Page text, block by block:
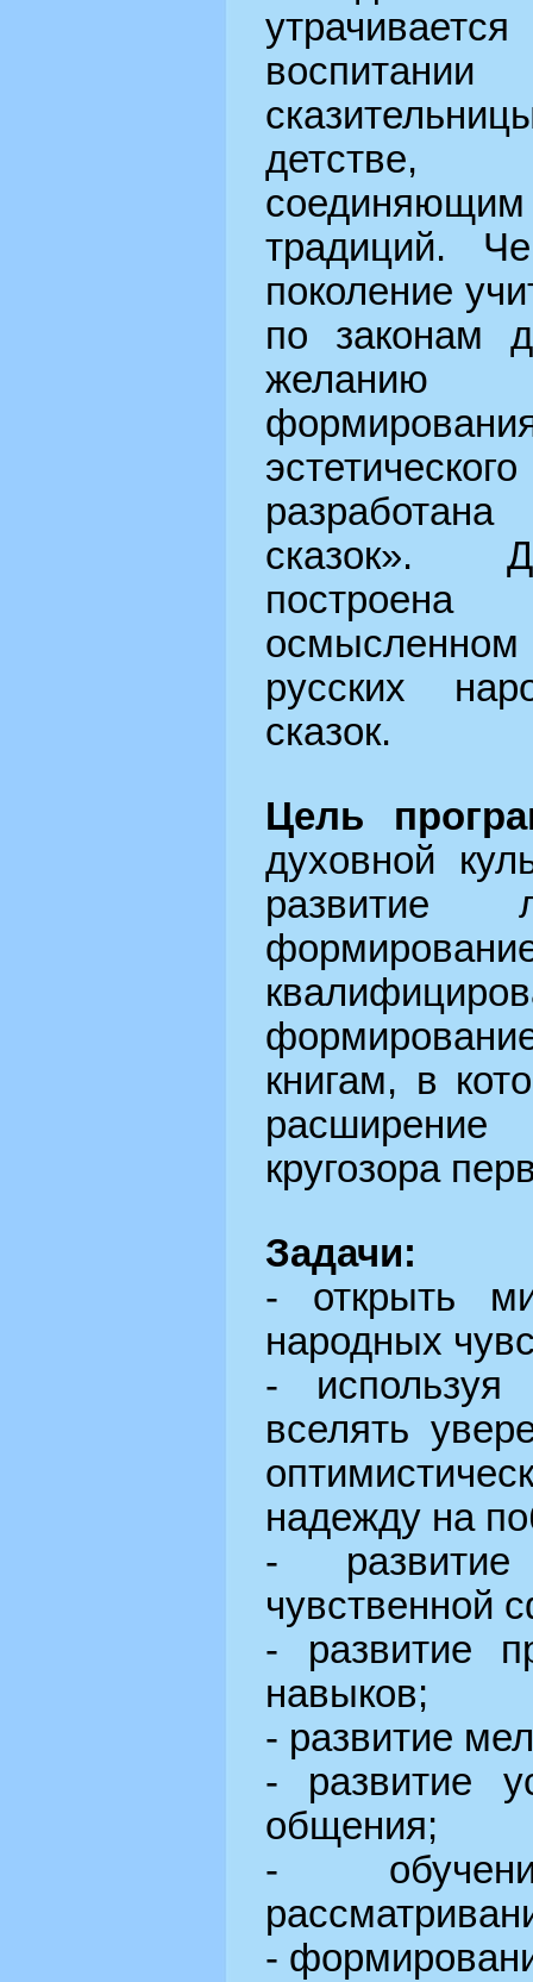
традиций.
поколение
по законам
желанию
сказок».
русских
сказок.
Цель
духовной
развитие
книгам, в
кругозора
Задачи:
- открыть
народных
- используя
вселять
надежду на
-
чувственной
- развитие
навыков;
- развитие
- развитие
общения;
-
-